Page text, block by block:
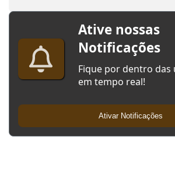
Ative nossas
Notificações
Fique por dentro das
em tempo real!
Ativar Notificações